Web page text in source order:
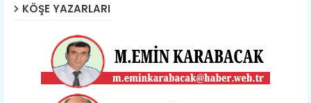
KÖŞE YAZARLARI